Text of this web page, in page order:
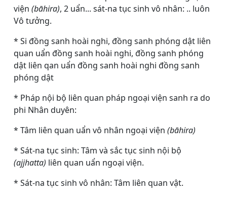
viện (bāhira), 2 uẩn... sát-na tục sinh vô nhân: .. luôn
Vô tưởng.
* Si đồng sanh hoài nghi, đồng sanh phóng dật liên
quan uẩn đồng sanh hoài nghi, đồng sanh phóng
dật liên qan uẩn đồng sanh hoài nghi đồng sanh
phóng dật
* Pháp nội bộ liên quan pháp ngoại viện sanh ra do
phi Nhân duyên:
* Tâm liên quan uẩn vô nhân ngoại viện (bāhira)
* Sát-na tục sinh: Tâm và sắc tục sinh nội bộ
(ajjhatta) liên quan uẩn ngoại viện.
* Sát-na tục sinh vô nhân: Tâm liên quan vật.